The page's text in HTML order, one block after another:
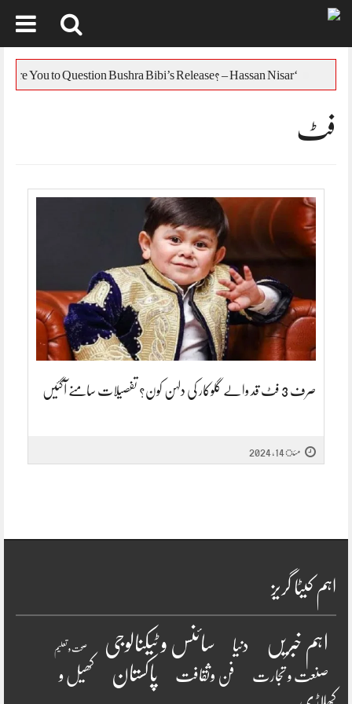
فٹ
صرف 3 فٹ قد والے گلوکار کی دلہن کون؟ تفصیلات سامنے آگئیں
مئ 14, 2024
اہم کیٹا گریز
اہم خبریں دنیا سائنس و ٹیکنالوجی صحت و تعلیم
صنعت و تجارت فن وثقافت پاکستان
کھیل و